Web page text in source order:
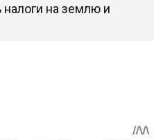
налоги на землю и